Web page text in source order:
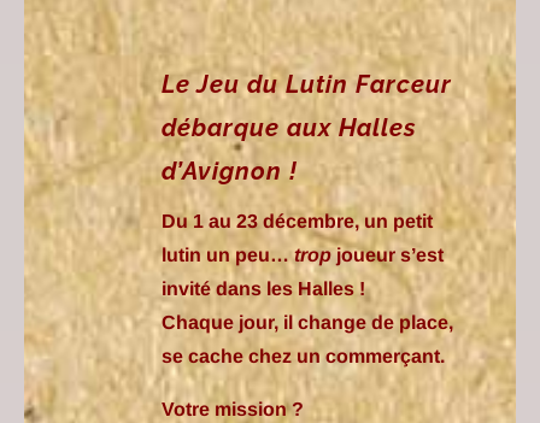
Le Jeu du Lutin Farceur
débarque aux Halles
d’Avignon !
Du 1 au 23 décembre, un petit
lutin un peu…tropjoueur s’est
invité dans les Halles !
Chaque jour, il change de place,
se cache chez un commerçant.
Votre mission ?